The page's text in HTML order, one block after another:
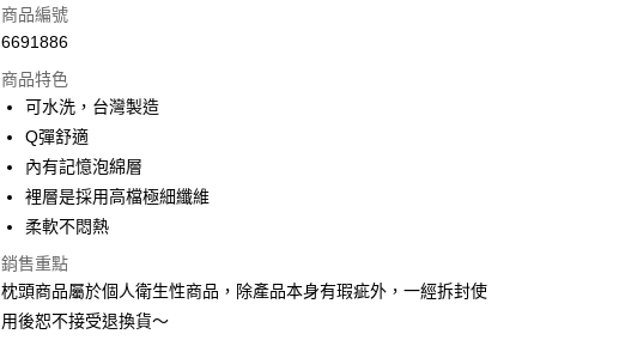
信用卡一次付款
Apple Pay
悠遊付
Google Pay
ATM付款
運送方式
商品編號
6691886
商品特色
可水洗，台灣製造
Q彈舒適
內有記憶泡綿層
裡層是採用高檔極細纖維
柔軟不悶熱
銷售重點
枕頭商品屬於個人衛生性商品，除產品本身有瑕疵外，一經拆封使
用後恕不接受退換貨～